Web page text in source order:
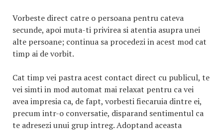
Vorbeste direct catre o persoana pentru cateva
secunde, apoi muta-ti privirea si atentia asupra unei
alte persoane; continua sa procedezi in acest mod cat
timp ai de vorbit.
Cat timp vei pastra acest contact direct cu publicul, te
vei simti in mod automat mai relaxat pentru ca vei
avea impresia ca, de fapt, vorbesti fiecaruia dintre ei,
precum intr-o conversatie, disparand sentimentul ca
te adresezi unui grup intreg. Adoptand aceasta